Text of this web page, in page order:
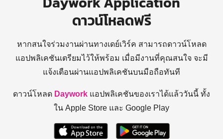
ดาวน์โหลดฟรี
หากสนใจร่วมงานผ่านทางเดย์เวิร์ค สามารถดาวน์โหลด
แอปพลิเคชันเตรียมไว้ให้พร้อม เมื่อมีงานที่คุณสนใจ จะมี
แจ้งเตือนผ่านแอปพลิเคชันบนมือถือทันที
ดาวน์โหลด Daywork แอปพลิเคชันของเราได้แล้ววันนี้ ทั้ง
ใน Apple Store และ Google Play